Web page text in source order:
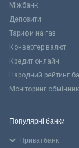
Міжбанк
Депозити
Тарифи на газ
Конвертер валют
Кредит онлайн
Народний рейтинг
Моніторинг
Популярні банки
Приватбанк